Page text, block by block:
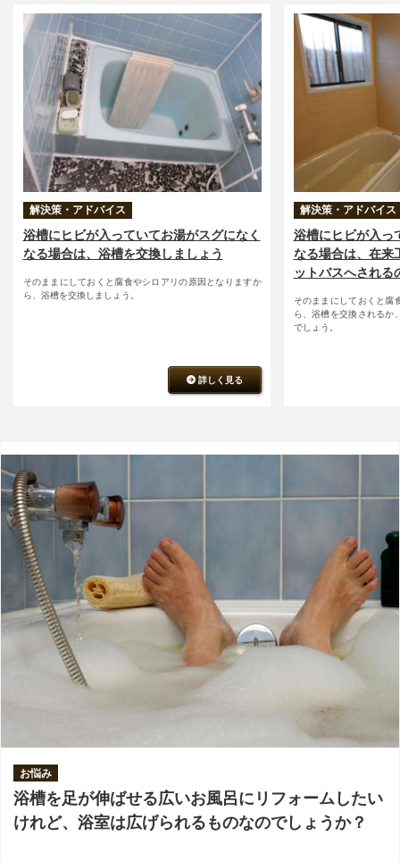
解決策・アドバイス
浴槽にヒビが入っていてお湯がスグになく
なる場合は、浴槽を交換しましょう
そのままにしておくと腐食やシロアリの原因となりますか
ら、浴槽を交換しましょう。
詳しく見る
解決策・アドバイス
浴槽にヒビが入っ
なる場合は、在来
ットバスへされる
そのままにしておくと腐
ら、浴槽を交換されるか
でしょう。
お悩み
浴槽を足が伸ばせる広いお風呂にリフォームしたい
けれど、浴室は広げられるものなのでしょうか？